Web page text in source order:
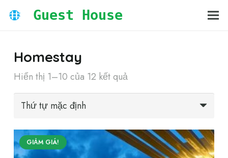
Guest House
Homestay
Hiển thị 1–10 của 12 kết quả
GIẢM GIÁ!